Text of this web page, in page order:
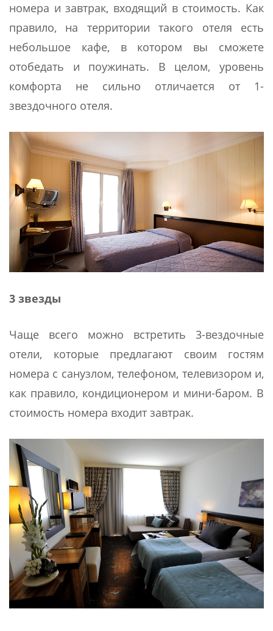
номера и завтрак, входящий в стоимость. Как
правило, на территории такого отеля есть
небольшое кафе, в котором вы сможете
отобедать и поужинать. В целом, уровень
комфорта не сильно отличается от 1-
звездочного отеля.
3 звезды
Чаще всего можно встретить 3-вездочные
отели, которые предлагают своим гостям
номера с санузлом, телефоном, телевизором и,
как правило, кондиционером и мини-баром. В
стоимость номера входит завтрак.